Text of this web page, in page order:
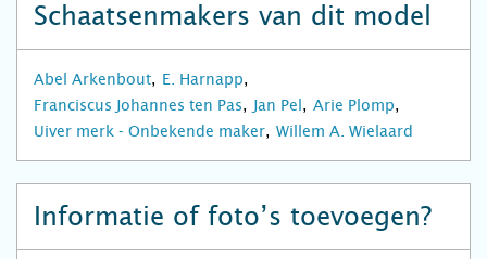
Schaatsenmakers van dit model
Abel Arkenbout
E. Harnapp
Franciscus Johannes ten Pas
Jan Pel
Arie Plomp
Uiver merk - Onbekende maker
Willem A. Wielaard
Informatie of foto’s toevoegen?